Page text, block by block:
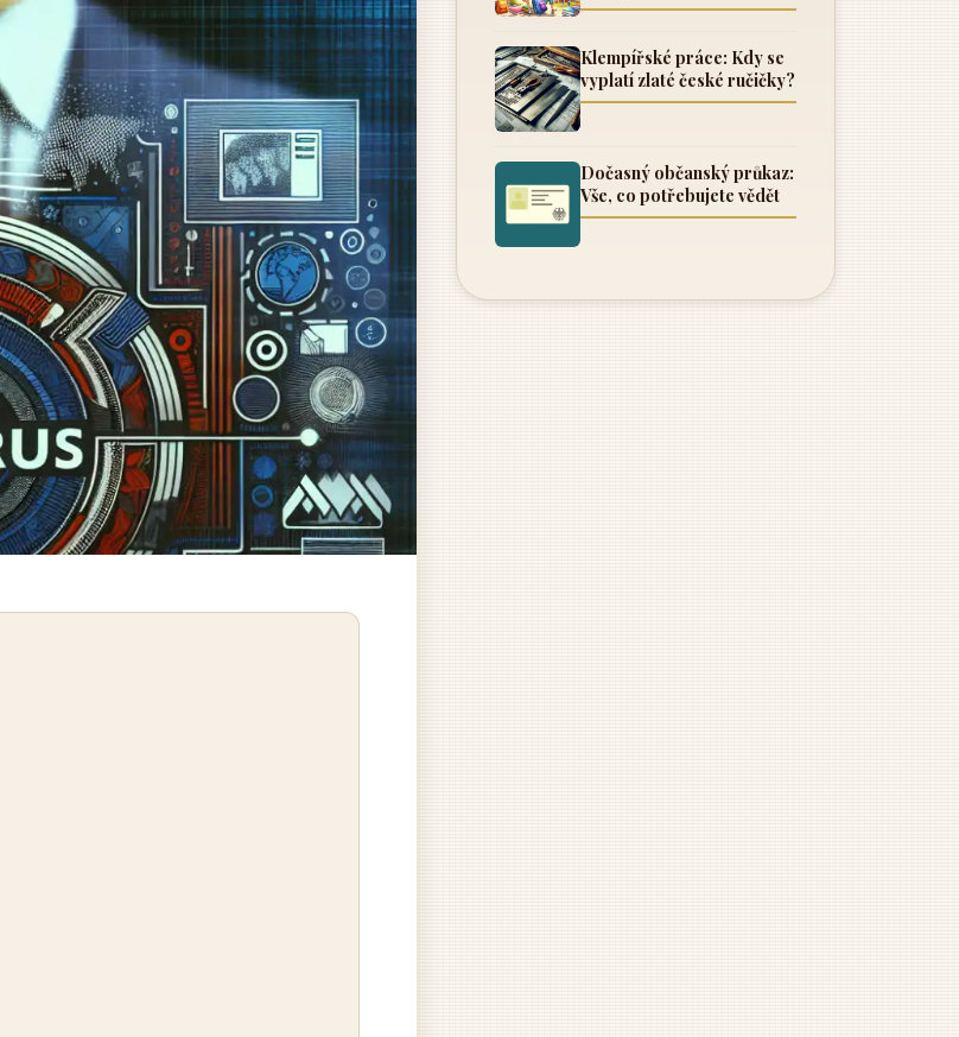
Klempířské práce: Kdy se
vyplatí zlaté české ručičky?
Dočasný občanský průkaz:
Vše, co potřebujete vědět